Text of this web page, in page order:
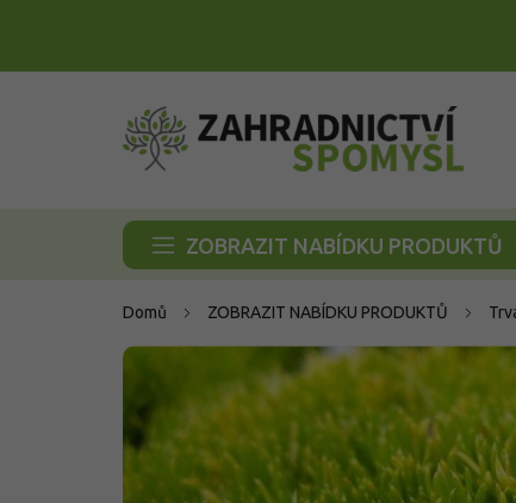
ZOBRAZIT NABÍDKU PRODUKTŮ
Domů ZOBRAZIT NABÍDKU PRODUKTŮ